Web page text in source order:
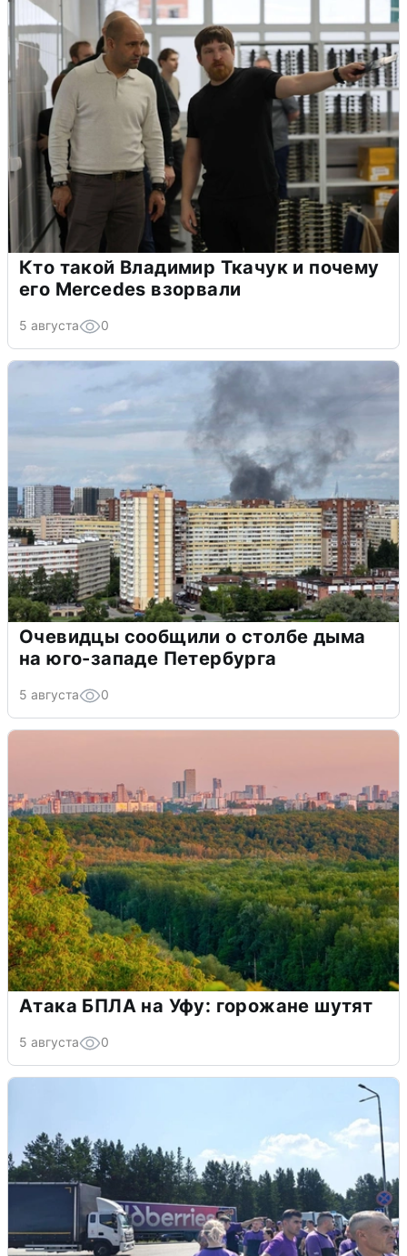
Кто такой Владимир Ткачук и почему
его Mercedes взорвали
5 августа 0
Очевидцы сообщили о столбе дыма
на юго-западе Петербурга
5 августа 0
Атака БПЛА на Уфу: горожане шутят
5 августа 0